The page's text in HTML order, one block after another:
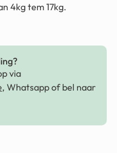
4kg tem 17kg.
via
, Whatsapp of bel naar